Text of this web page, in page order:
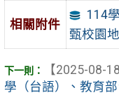
相關附件
114
甄校園
【2025-08-18
學（台語）、教育